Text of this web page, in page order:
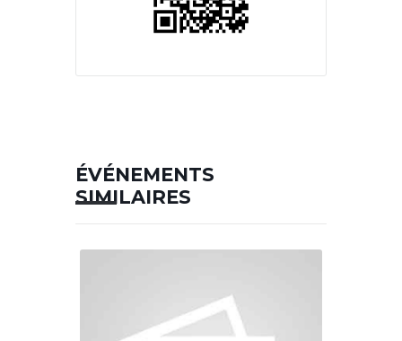
ÉVÉNEMENTS
SIMILAIRES